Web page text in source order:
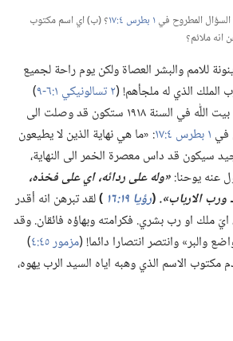
١ بطرس ٤:‏١٧
‏؟‏ (‏ب)‏ اي اسم مكتوب
انه ملائم؟‏
للامم والبشر العصاة ولكن يوم راحة لجميع
الملك الذي له ملجأهم!‏ (‏٢ تسالونيكي ١:‏​٦-‏٩
‏)‏
والدينونة التي ابتدأت من بيت اللّٰه في السنة ١٩١٨ ستكون قد وصلت الى
في ١ بطرس ٤:‏١٧
‏:‏ «ما هي نهاية الذين لا يطيعون
سيكون قد داس معصرة الخمر الى النهاية،‏
عنه يوحنا:‏‏«وله على ردائه،‏ايعلى فخذه،‏
الارباب».‏‏(‏رؤيا ١٩:‏١٦ ‏)‏لقد تبرهن انه أقدر
ملك او رب بشري.‏ فكرامته وبهاؤه فائقان.‏ وقد
والبر» وانتصر انتصارا دائما!‏ (‏مزمور ٤٥:‏٤
‏)‏
مكتوب الاسم الذي وهبه اياه السيد الرب يهوه،‏